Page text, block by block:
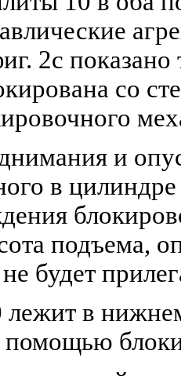
2с показано
со
и
в
подъема,
будет
лежит в
помощью